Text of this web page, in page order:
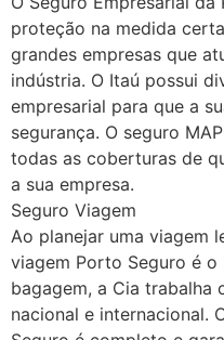
proteção na medida
grandes empresas que
indústria. O Itaú possui
empresarial para que a
segurança. O seguro
todas as coberturas de
a sua empresa.
Seguro Viagem
Ao planejar uma viagem
viagem Porto Seguro é
bagagem, a Cia trabalha
nacional e internacional.